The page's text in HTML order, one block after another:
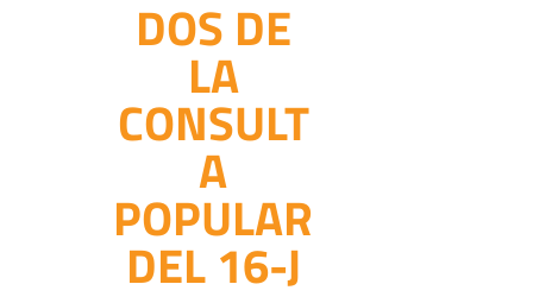
DOS DE
LA
CONSULT
A
POPULAR
DEL 16-J